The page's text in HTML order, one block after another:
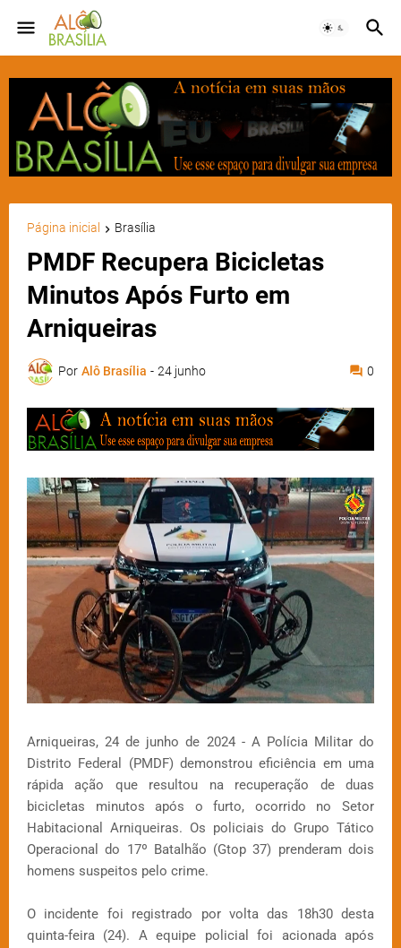
Página inicial Brasília
PMDF Recupera Bicicletas
Minutos Após Furto em
Arniqueiras
Por Alô Brasília - 24 junho 0
Arniqueiras, 24 de junho de 2024 - A Polícia Militar do
Distrito Federal (PMDF) demonstrou eficiência em uma
rápida ação que resultou na recuperação de duas
bicicletas minutos após o furto, ocorrido no Setor
Habitacional Arniqueiras. Os policiais do Grupo Tático
Operacional do 17º Batalhão (Gtop 37) prenderam dois
homens suspeitos pelo crime.
O incidente foi registrado por volta das 18h30 desta
quinta-feira (24). A equipe policial foi acionada após